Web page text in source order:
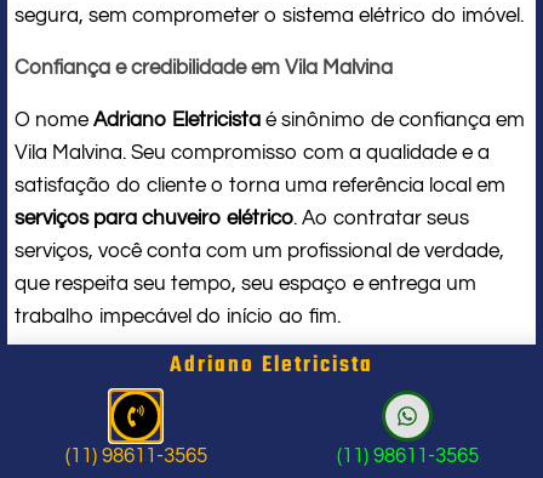
segura, sem comprometer o sistema elétrico do imóvel.
Confiança e credibilidade em Vila Malvina
O nome Adriano Eletricista é sinônimo de confiança em
Vila Malvina. Seu compromisso com a qualidade e a
satisfação do cliente o torna uma referência local em
serviços para chuveiro elétrico. Ao contratar seus
serviços, você conta com um profissional de verdade,
que respeita seu tempo, seu espaço e entrega um
trabalho impecável do início ao fim.
Problema com chuveiro: sinais que
indicam a hora de chamar um
profissional
Adriano Eletricista
(11) 98611-3565 (11) 98611-3565